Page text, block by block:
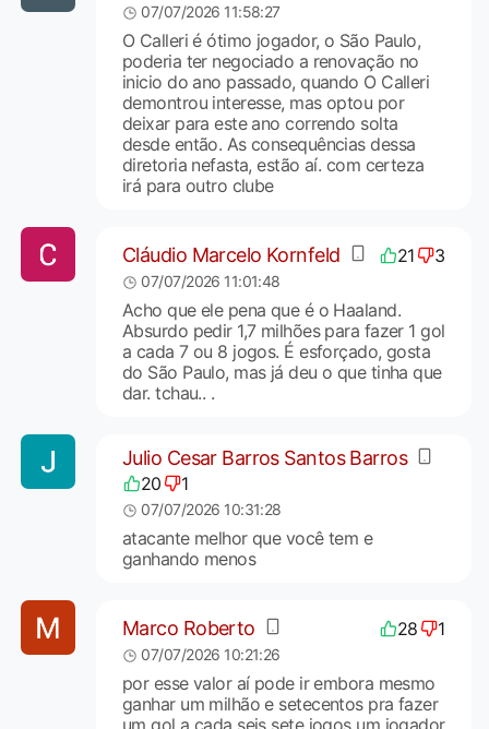
07/07/2026 11:58:27
O Calleri é ótimo jogador, o São Paulo,
poderia ter negociado a renovação no
inicio do ano passado, quando O Calleri
demontrou interesse, mas optou por
deixar para este ano correndo solta
desde então. As consequências dessa
diretoria nefasta, estão aí. com certeza
irá para outro clube
Cláudio Marcelo Kornfeld 21 3
07/07/2026 11:01:48
Acho que ele pena que é o Haaland.
Absurdo pedir 1,7 milhões para fazer 1 gol
a cada 7 ou 8 jogos. É esforçado, gosta
do São Paulo, mas já deu o que tinha que
dar. tchau.. .
Julio Cesar Barros Santos Barros
20 1
07/07/2026 10:31:28
atacante melhor que você tem e
ganhando menos
Marco Roberto 28 1
07/07/2026 10:21:26
por esse valor aí pode ir embora mesmo
ganhar um milhão e setecentos pra fazer
um gol a cada seis sete jogos um jogador